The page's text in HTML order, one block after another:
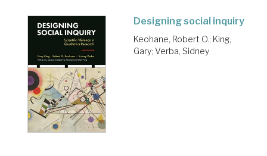
Designing social inquiry
Keohane, Robert O.; King,
Gary; Verba, Sidney